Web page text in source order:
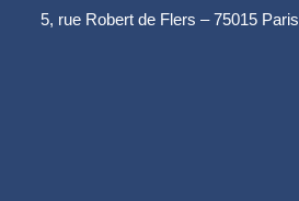
5, rue Robert de Flers – 75015 Paris